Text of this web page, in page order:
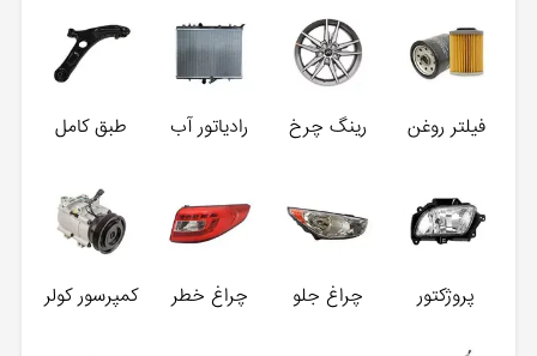
فیلتر روغن رینگ چرخ رادیاتور آب طبق کامل
پروژکتور چراغ جلو چراغ خطر کمپرسور کولر